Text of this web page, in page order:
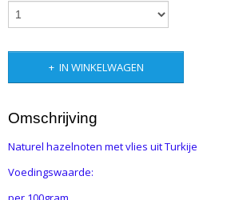
IN WINKELWAGEN
Omschrijving
Naturel hazelnoten met vlies uit Turkije
Voedingswaarde: